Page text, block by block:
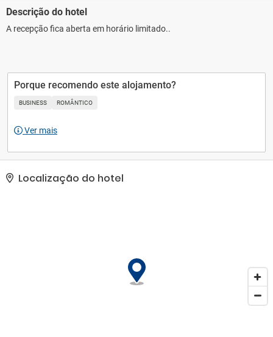
Descrição do hotel
A recepção fica aberta em horário limitado..
Porque recomendo este alojamento?
BUSINESS ROMÂNTICO
Ver mais
Localização do hotel